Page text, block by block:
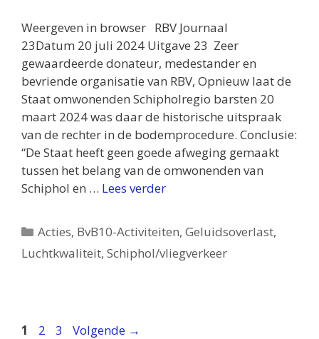
Weergeven in browser RBV Journaal
23Datum 20 juli 2024 Uitgave 23 Zeer
gewaardeerde donateur, medestander en
bevriende organisatie van RBV, Opnieuw laat de
Staat omwonenden Schipholregio barsten 20
maart 2024 was daar de historische uitspraak
van de rechter in de bodemprocedure. Conclusie:
“De Staat heeft geen goede afweging gemaakt
tussen het belang van de omwonenden van
Schiphol en … Lees verder
Categorieën
Acties, BvB10-Activiteiten,Geluidsoverlast,
Luchtkwaliteit, Schiphol/vliegverkeer
Pagina
1 Pagina
2 Pagina
3 Volgende →